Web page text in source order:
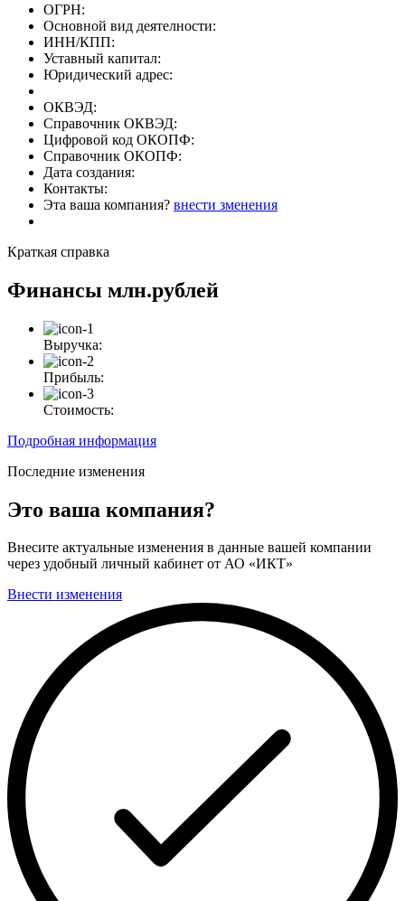
ОГРН:
Основной вид деятелности:
ИНН/КПП:
Уставный капитал:
Юридический адрес:
ОКВЭД:
Справочник ОКВЭД:
Цифровой код ОКОПФ:
Справочник ОКОПФ:
Дата создания:
Контакты:
Эта ваша компания? внести зменения
Краткая справка
Финансы млн.рублей
Выручка:
Прибыль:
Стоимость:
Подробная информация
Последние изменения
Это ваша компания?
Внесите актуальные изменения в данные вашей компании
через удобный личный кабинет от АО «ИКТ»
Внести изменения